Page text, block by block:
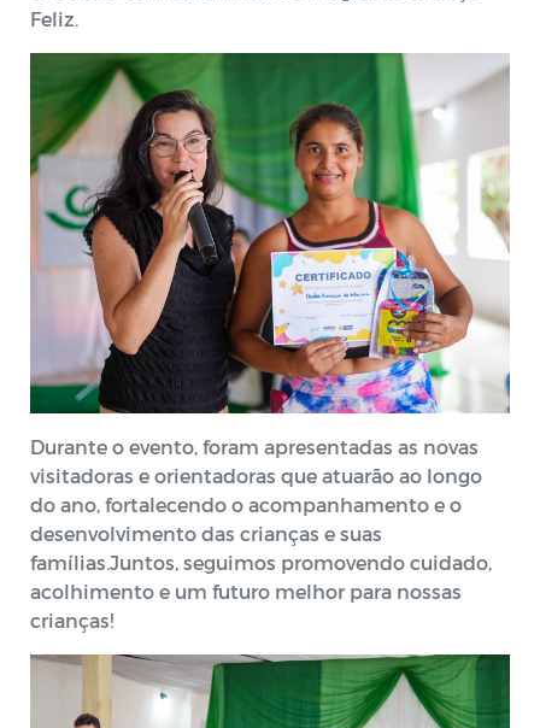
Feliz.
Durante o evento, foram apresentadas as novas
visitadoras e orientadoras que atuarão ao longo
do ano, fortalecendo o acompanhamento e o
desenvolvimento das crianças e suas
famílias.Juntos, seguimos promovendo cuidado,
acolhimento e um futuro melhor para nossas
crianças!